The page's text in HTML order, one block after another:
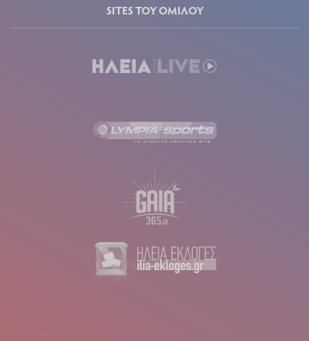
SITES ΤΟΥ ΟΜΙΛΟΥ